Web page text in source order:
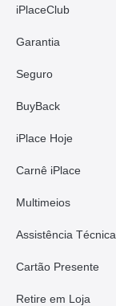
iPlaceClub
Garantia
Seguro
BuyBack
iPlace Hoje
Carnê iPlace
Multimeios
Assistência Técnica
Cartão Presente
Retire em Loja